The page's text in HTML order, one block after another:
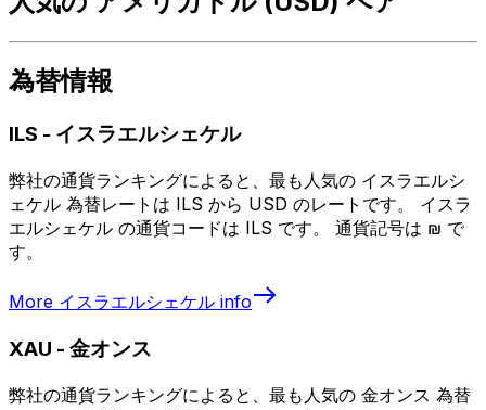
為替情報
ILS - イスラエルシェケル
弊社の通貨ランキングによると、最も人気の イスラエルシ
ェケル 為替レートは ILS から USD のレートです。 イスラ
エルシェケル の通貨コードは ILS です。 通貨記号は ₪ で
す。
More イスラエルシェケル info
XAU - 金オンス
弊社の通貨ランキングによると、最も人気の 金オンス 為替